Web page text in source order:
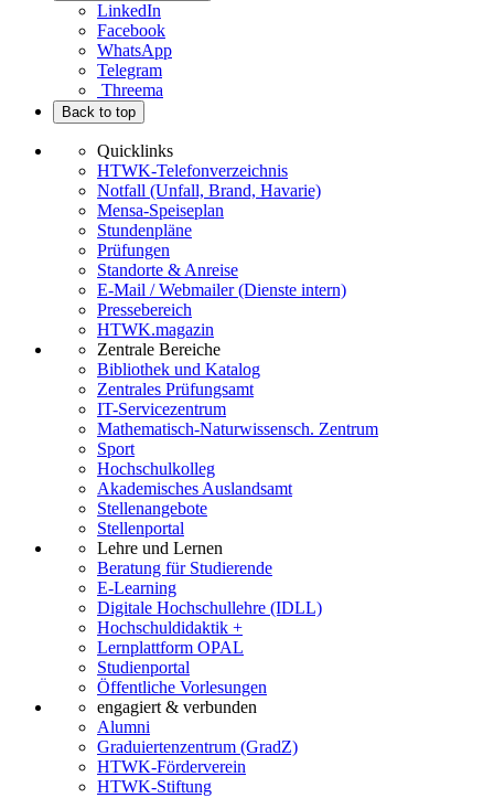
LinkedIn
Facebook
WhatsApp
Telegram
Threema
Back to top
Quicklinks
HTWK-Telefonverzeichnis
Notfall (Unfall, Brand, Havarie)
Mensa-Speiseplan
Stundenpläne
Prüfungen
Standorte & Anreise
E-Mail / Webmailer (Dienste intern)
Pressebereich
HTWK.magazin
Zentrale Bereiche
Bibliothek und Katalog
Zentrales Prüfungsamt
IT-Servicezentrum
Mathematisch-Naturwissensch. Zentrum
Sport
Hochschulkolleg
Akademisches Auslandsamt
Stellenangebote
Stellenportal
Lehre und Lernen
Beratung für Studierende
E-Learning
Digitale Hochschullehre (IDLL)
Hochschuldidaktik +
Lernplattform OPAL
Studienportal
Öffentliche Vorlesungen
engagiert & verbunden
Alumni
Graduiertenzentrum (GradZ)
HTWK-Förderverein
HTWK-Stiftung